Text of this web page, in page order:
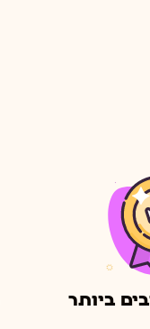
ביותר